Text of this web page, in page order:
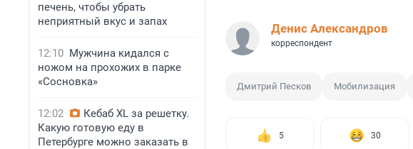
печень, чтобы убрать
неприятный вкус и запах
12:10 Мужчина кидался с
ножом на прохожих в парке
«Сосновка»
12:02
Кебаб XL за решетку.
Какую готовую еду в
Петербурге можно заказать в
Денис Александров
корреспондент
Дмитрий Песков Мобилизация
5 30